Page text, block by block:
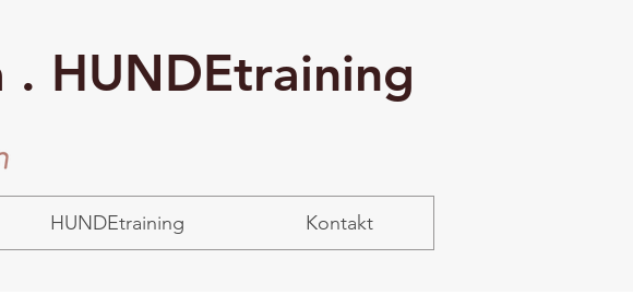
. HUNDEtraining
HUNDEtraining Kontakt